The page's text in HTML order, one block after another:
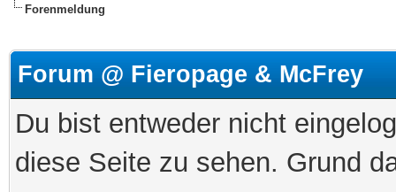
Forenmeldung
Forum @ Fieropage & McFrey
Du bist entweder nicht
diese Seite zu sehen. Grund